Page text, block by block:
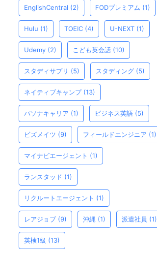
EnglishCentral (2) FODプレミアム (1)
Hulu (1) TOEIC (4) U-NEXT (1)
Udemy (2) こども英会話 (10)
スタディサプリ (5) スタディング (5)
ネイティブキャンプ(13)
パソナキャリア (1) ビジネス英語 (5)
ビズメイツ (9) フィールドエンジニア (1)
マイナビエージェント (1)
ランスタッド (1)
リクルートエージェント (1)
レアジョブ (9) 沖縄 (1) 派遣社員 (1)
英検1級 (13)